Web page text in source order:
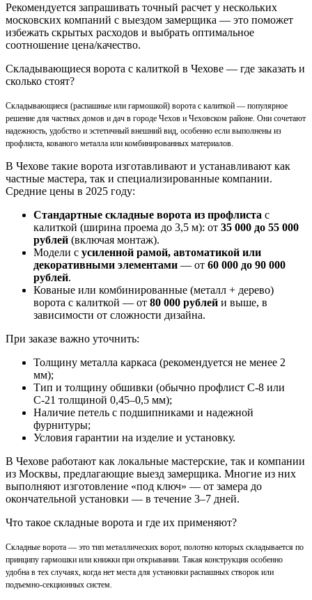
Рекомендуется запрашивать точный расчет у нескольких
московских компаний с выездом замерщика — это поможет
избежать скрытых расходов и выбрать оптимальное
соотношение цена/качество.
Складывающиеся ворота с калиткой в Чехове — где заказать и
сколько стоят?
Складывающиеся (распашные или гармошкой) ворота с калиткой — популярное
решение для частных домов и дач в городе Чехов и Чеховском районе. Они сочетают
надежность, удобство и эстетичный внешний вид, особенно если выполнены из
профлиста, кованого металла или комбинированных материалов.
В Чехове такие ворота изготавливают и устанавливают как
частные мастера, так и специализированные компании.
Средние цены в 2025 году:
Стандартные складные ворота из профлиста с
калиткой (ширина проема до 3,5 м): от 35 000 до 55 000
рублей (включая монтаж).
Модели с усиленной рамой, автоматикой или
декоративными элементами — от 60 000 до 90 000
рублей.
Кованые или комбинированные (металл + дерево)
ворота с калиткой — от 80 000 рублей и выше, в
зависимости от сложности дизайна.
При заказе важно уточнить:
Толщину металла каркаса (рекомендуется не менее 2
мм);
Тип и толщину обшивки (обычно профлист С-8 или
С-21 толщиной 0,45–0,5 мм);
Наличие петель с подшипниками и надежной
фурнитуры;
Условия гарантии на изделие и установку.
В Чехове работают как локальные мастерские, так и компании
из Москвы, предлагающие выезд замерщика. Многие из них
выполняют изготовление «под ключ» — от замера до
окончательной установки — в течение 3–7 дней.
Что такое складные ворота и где их применяют?
Складные ворота — это тип металлических ворот, полотно которых складывается по
принципу гармошки или книжки при открывании. Такая конструкция особенно
удобна в тех случаях, когда нет места для установки распашных створок или
подъемно-секционных систем.